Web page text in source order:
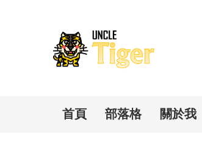
首頁 部落格 關於我